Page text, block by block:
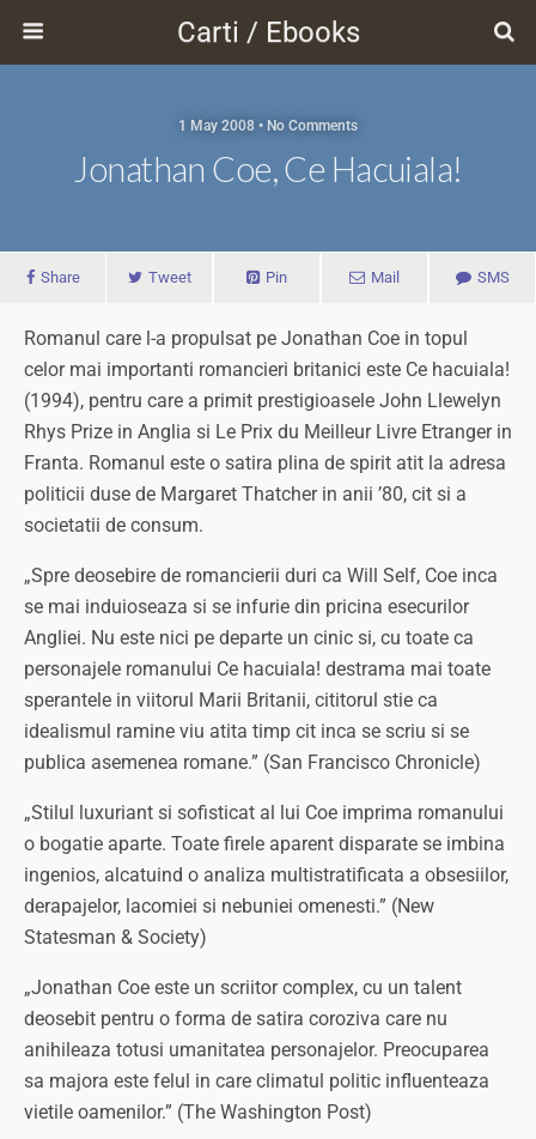
Carti / Ebooks
1 May 2008 • No Comments
Jonathan Coe, Ce Hacuiala!
Share Tweet Pin Mail SMS
Romanul care l-a propulsat pe Jonathan Coe in topul
celor mai importanti romancieri britanici este Ce hacuiala!
(1994), pentru care a primit prestigioasele John Llewelyn
Rhys Prize in Anglia si Le Prix du Meilleur Livre Etranger in
Franta. Romanul este o satira plina de spirit atit la adresa
politicii duse de Margaret Thatcher in anii ’80, cit si a
societatii de consum.
„Spre deosebire de romancierii duri ca Will Self, Coe inca
se mai induioseaza si se infurie din pricina esecurilor
Angliei. Nu este nici pe departe un cinic si, cu toate ca
personajele romanului Ce hacuiala! destrama mai toate
sperantele in viitorul Marii Britanii, cititorul stie ca
idealismul ramine viu atita timp cit inca se scriu si se
publica asemenea romane.” (San Francisco Chronicle)
„Stilul luxuriant si sofisticat al lui Coe imprima romanului
o bogatie aparte. Toate firele aparent disparate se imbina
ingenios, alcatuind o analiza multistratificata a obsesiilor,
derapajelor, lacomiei si nebuniei omenesti.” (New
Statesman & Society)
„Jonathan Coe este un scriitor complex, cu un talent
deosebit pentru o forma de satira coroziva care nu
anihileaza totusi umanitatea personajelor. Preocuparea
sa majora este felul in care climatul politic influenteaza
vietile oamenilor.” (The Washington Post)